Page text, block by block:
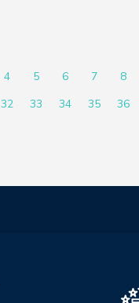
4 5 6 7 8
32 33 34 35 36